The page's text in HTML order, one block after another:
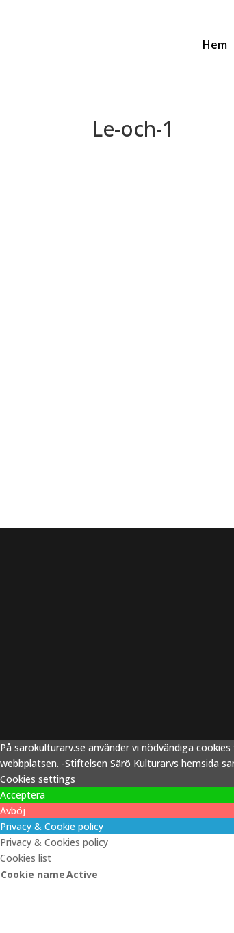
Hem
Le-och-1
På sarokulturarv.se använder vi nödvändiga
webbplatsen. -Stiftelsen Särö Kulturarvs hemsida
Cookies settings
Acceptera
Avböj
Privacy & Cookie policy
Privacy & Cookies policy
Cookies list
Cookie nameActive